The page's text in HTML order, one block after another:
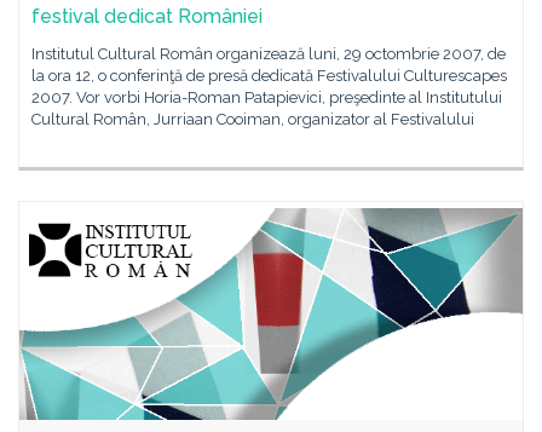
festival dedicat României
Institutul Cultural Român organizează luni, 29 octombrie 2007, de
la ora 12, o conferinţă de presă dedicată Festivalului Culturescapes
2007. Vor vorbi Horia-Roman Patapievici, preşedinte al Institutului
Cultural Român, Jurriaan Cooiman, organizator al Festivalului